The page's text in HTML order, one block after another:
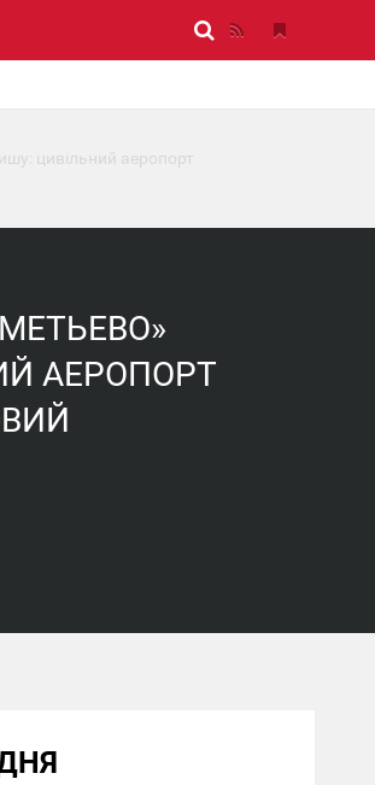
цивільний аеропорт
АЕРОПОРТ